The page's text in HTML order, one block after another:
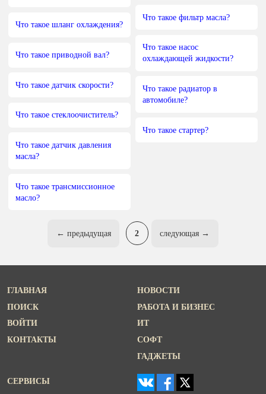
Что такое шланг охлаждения?
Что такое приводной вал?
Что такое датчик скорости?
Что такое стеклоочиститель?
Что такое датчик давления
масла?
Что такое трансмиссионное
масло?
Что такое фильтр масла?
Что такое насос
охлаждающей жидкости?
Что такое радиатор в
автомобиле?
Что такое стартер?
← предыдущая 2 следующая →
ГЛАВНАЯ
ПОИСК
ВОЙТИ
КОНТАКТЫ
НОВОСТИ
РАБОТА И БИЗНЕС
ИТ
СОФТ
ГАДЖЕТЫ
СЕРВИСЫ